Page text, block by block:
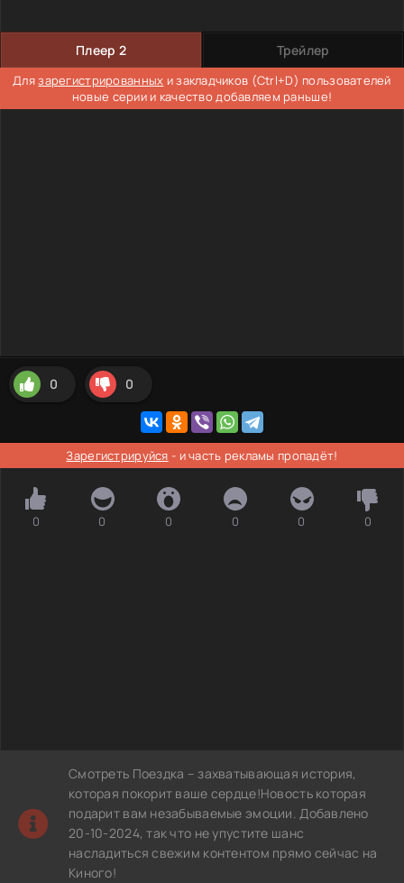
Плеер 2 Трейлер
Длязарегистрированных и закладчиков (Ctrl+D) пользователей
новые серии и качество добавляем раньше!
0 0
Зарегистрируйся - и часть рекламы пропадёт!
0 0 0 0 0 0
Смотреть Поездка – захватывающая история,
которая покорит ваше сердце!Новость которая
подарит вам незабываемые эмоции. Добавлено
20-10-2024, так что не упустите шанс
насладиться свежим контентом прямо сейчас на
Киного!